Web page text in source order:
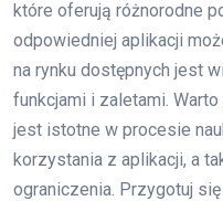
które oferują różnorodne
odpowiedniej aplikacji
na rynku dostępnych jest
funkcjami i zaletami.
jest istotne w procesie
korzystania z aplikacji, a
ograniczenia. Przygotuj